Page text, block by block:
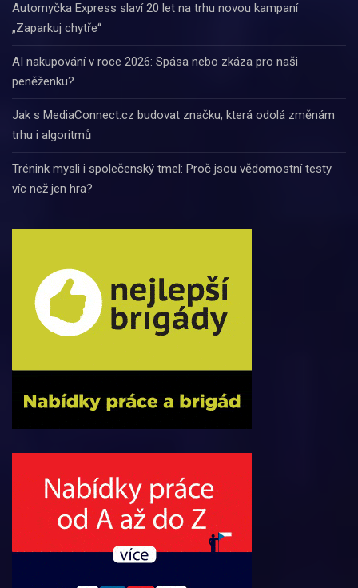
Automyčka Express slaví 20 let na trhu novou kampaní
„Zaparkuj chytře“
AI nakupování v roce 2026: Spása nebo zkáza pro naši
peněženku?
Jak s MediaConnect.cz budovat značku, která odolá změnám
trhu i algoritmů
Trénink mysli i společenský tmel: Proč jsou vědomostní testy
víc než jen hra?